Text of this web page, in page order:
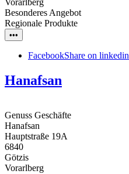
Besonderes Angebot
Regionale Produkte
•••
FacebookShare on linkedin
Hanafsan
Genuss Geschäfte
Hanafsan
Hauptstraße 19A
6840
Götzis
Vorarlberg